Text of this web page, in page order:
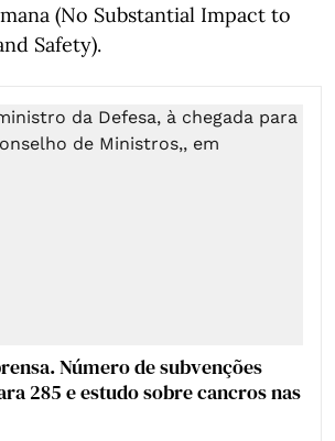
(No Substantial Impact to
Safety).
Número de subvenções
285 e estudo sobre cancros nas